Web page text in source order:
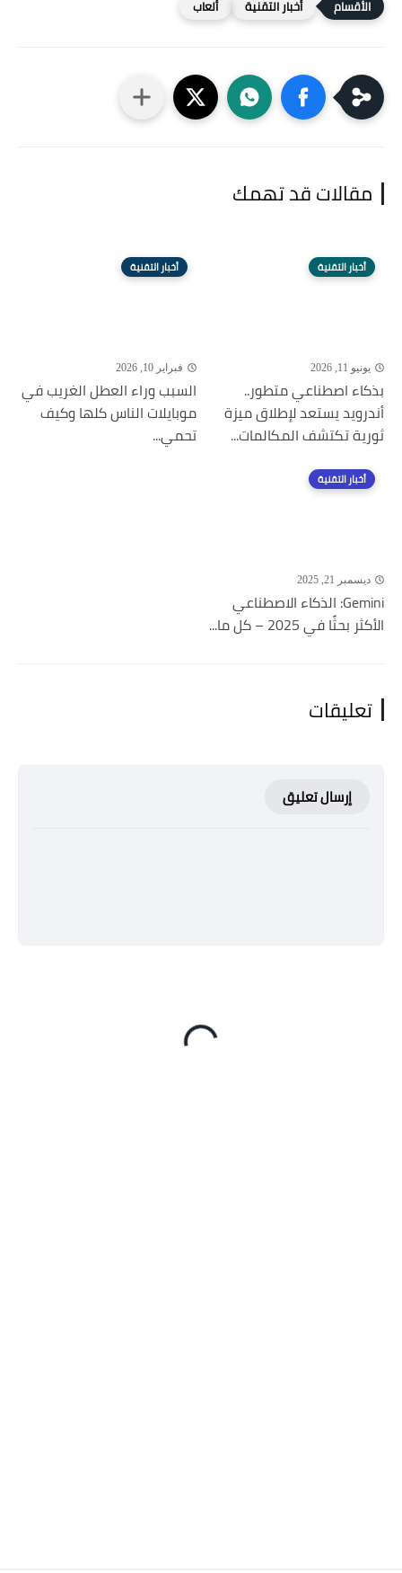
أخبار التقنية ألعاب
مقالات قد تهمك
أخبار التقنية
يونيو 11, 2026
بذكاء اصطناعي متطور..
أندرويد يستعد لإطلاق ميزة
ثورية تكتشف المكالمات...
أخبار التقنية
فبراير 10, 2026
السبب وراء العطل الغريب في
موبايلات الناس كلها وكيف
تحمي...
أخبار التقنية
ديسمبر 21, 2025
Gemini: الذكاء الاصطناعي
الأكثر بحثًا في 2025 – كل ما...
تعليقات
إرسال تعليق